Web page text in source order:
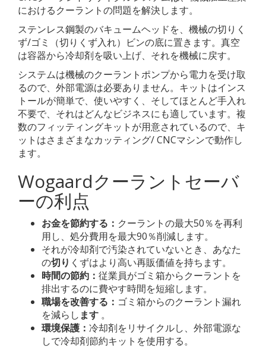
におけるクーラントの問題を解決します。
ステンレス鋼製のバキュームヘッドを、機械の切りく
ず/ゴミ（切りくず入れ）ビンの底に置きます。真空
は容器から冷却剤を吸い上げ、それを機械に戻す。
システムは機械のクーラントポンプから電力を受け取
るので、外部電源は必要ありません。キットはインス
トールが簡単で、使いやすく、そしてほとんど手入れ
不要で、それはどんなビジネスにも適しています。複
数のフィッティングキットが用意されているので、キ
ットはさまざまなカッティング/ CNCマシンで動作し
ます。
Wogaardクーラントセーバ
ーの利点
お金を節約する： クーラントの最大50％を再利
用し、処分費用を最大90％削減します。
それが冷却剤で汚染されていないとき、あなた
の切り くずはより高い再販価値を持ちます。
時間の節約： 従業員がゴミ箱からクーラントを
排出するのに費やす時間を短縮します。
職場を改善する： ゴミ箱からのクーラント漏れ
を減らし ます 。
環境保護： 冷却剤をリサイクルし、外部電源な
しで冷却剤節約キットを使用する。